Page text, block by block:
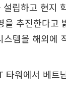
립하고 현지
추진한다고
템을 해외에
워에서 베트